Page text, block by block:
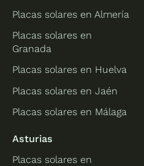
Placas solares en Almería
Placas solares en
Granada
Placas solares en Huelva
Placas solares en Jaén
Placas solares en Málaga
Asturias
Placas solares en